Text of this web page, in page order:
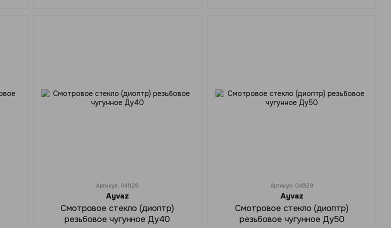
Артикул: 04928
Ayvaz
Смотровое стекло (диоптр)
резьбовое чугунное Ду40
Артикул: 04929
Ayvaz
Смотровое стекло (диоптр)
резьбовое чугунное Ду50